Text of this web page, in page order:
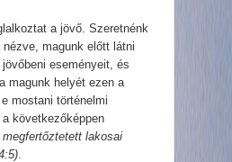
a jövő. Szeretnénk
magunk előtt látni
eseményeit, és
magunk helyét ezen a
mostani történelmi
következőképpen
megfertőztetett lakosai